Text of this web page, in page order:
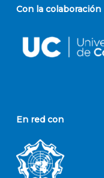
Con la colaboración
En red con